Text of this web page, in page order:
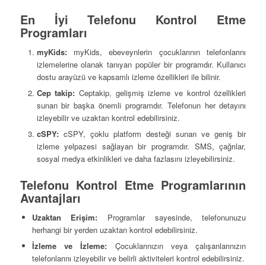
En İyi Telefonu Kontrol Etme
Programları
myKids:myKids, ebeveynlerin çocuklarının telefonlarını
izlemelerine olanak tanıyan popüler bir programdır. Kullanıcı
dostu arayüzü ve kapsamlı izleme özellikleri ile bilinir.
Cep takip: Ceptakip, gelişmiş izleme ve kontrol özellikleri
sunan bir başka önemli programdır. Telefonun her detayını
izleyebilir ve uzaktan kontrol edebilirsiniz.
cSPY:cSPY, çoklu platform desteği sunan ve geniş bir
izleme yelpazesi sağlayan bir programdır. SMS, çağrılar,
sosyal medya etkinlikleri ve daha fazlasını izleyebilirsiniz.
Telefonu Kontrol Etme Programlarının
Avantajları
Uzaktan Erişim: Programlar sayesinde, telefonunuzu
herhangi bir yerden uzaktan kontrol edebilirsiniz.
İzleme ve İzleme: Çocuklarınızın veya çalışanlarınızın
telefonlarını izleyebilir ve belirli aktiviteleri kontrol edebilirsiniz.